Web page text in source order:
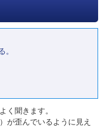
。
く聞きます。
が歪んでいるように見え